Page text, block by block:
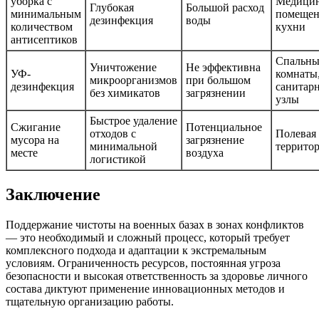
минимальным
количеством
антисептиков
Глубокая
дезинфекция
Большой расход
воды
кухни
УФ-
дезинфекция
Уничтожение
микроорганизмов
без химикатов
Не эффективна
при большом
загрязнении
узлы
Сжигание
мусора на
месте
Быстрое удаление
отходов с
минимальной
логистикой
Потенциальное
загрязнение
воздуха
Полевая
Заключение
Поддержание чистоты на военных базах в зонах конфликтов
— это необходимый и сложный процесс, который требует
комплексного подхода и адаптации к экстремальным
условиям. Ограниченность ресурсов, постоянная угроза
безопасности и высокая ответственность за здоровье личного
состава диктуют применение инновационных методов и
тщательную организацию работы.